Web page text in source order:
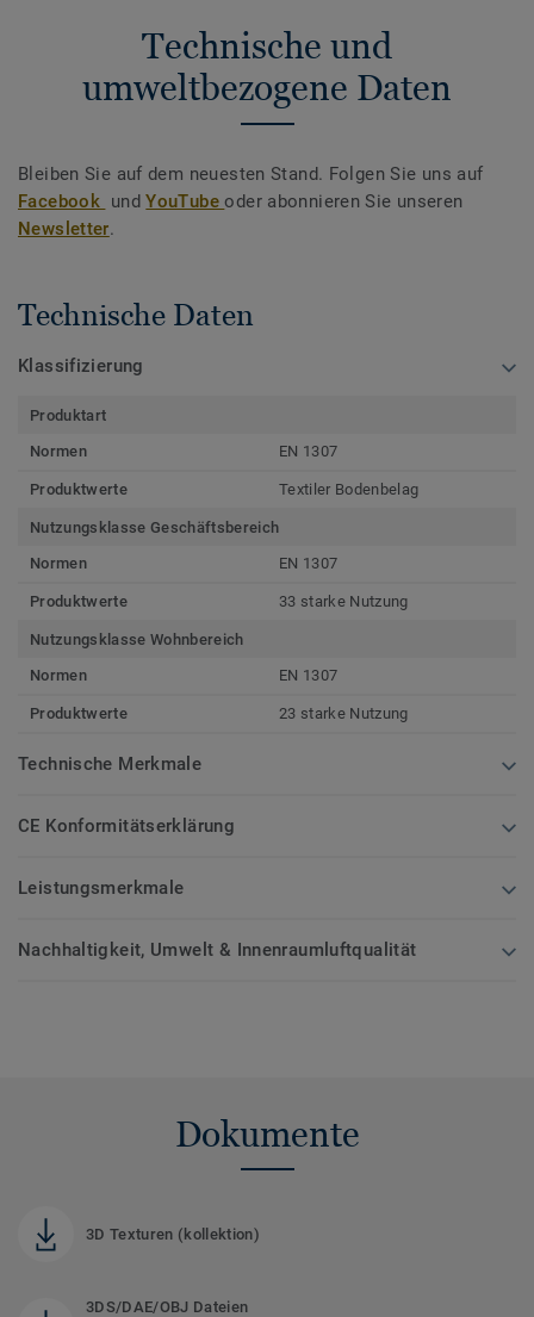
Technische und
umweltbezogene Daten
Bleiben Sie auf dem neuesten Stand. Folgen Sie uns auf
Facebook undYouTubeoder abonnieren Sie unseren
Newsletter.
Technische Daten
Klassifizierung
Produktart
Normen
EN 1307
Produktwerte Textiler Bodenbelag
Nutzungsklasse Geschäftsbereich
Normen
EN 1307
Produktwerte 33 starke Nutzung
Nutzungsklasse Wohnbereich
Normen
EN 1307
Produktwerte 23 starke Nutzung
Technische Merkmale
CE Konformitätserklärung
Leistungsmerkmale
Nachhaltigkeit, Umwelt & Innenraumluftqualität
Dokumente
3D Texturen (kollektion)
3DS/DAE/OBJ Dateien